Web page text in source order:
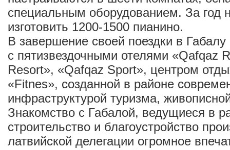
специальным оборудованием. За год
изготовить 1200-1500 пианино.
В завершение своей поездки в Габалу
с пятизвездочными отелями «Qafqaz
Resort», «Qafqaz Sport», центром
«Fitnes», созданной в районе
инфраструктурой туризма,
Знакомство с Габалой, ведущиеся в
строительство и благоустройство
латвийской делегации огромное